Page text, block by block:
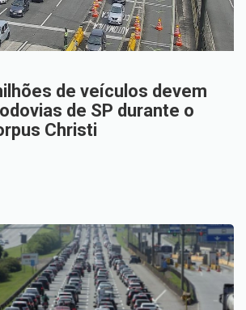
de veículos devem
de SP durante o
Christi